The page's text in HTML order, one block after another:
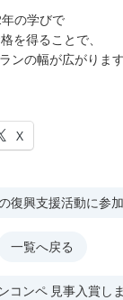
の学びで
を得ることで、
ンの幅が広がります
X
復興支援活動に参加
一覧へ戻る
コンペ 見事入賞し